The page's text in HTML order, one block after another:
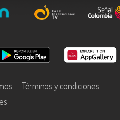
Términos y condiciones